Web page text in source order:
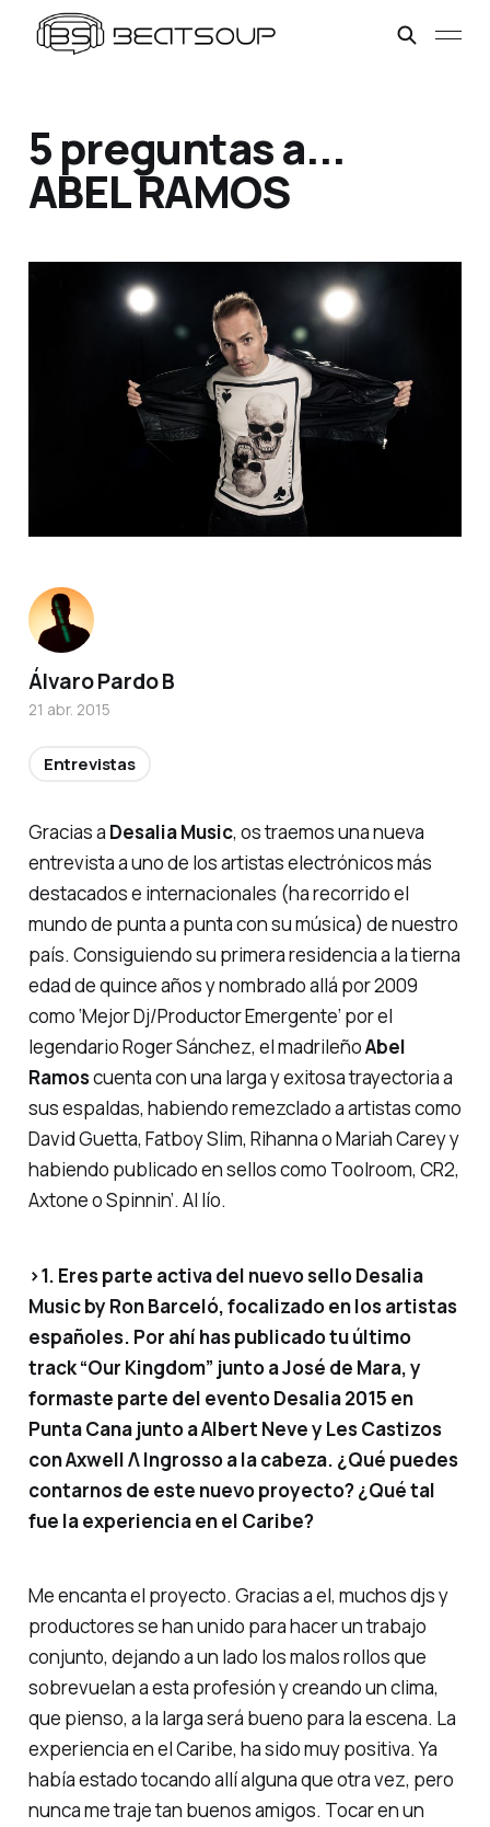
5 preguntas a...
ABEL RAMOS
Gracias a Desalia Music, os traemos una nueva
entrevista a uno de los artistas electrónicos más
destacados e internacionales (ha recorrido el
mundo de punta a punta con su música) de nuestro
país. Consiguiendo su primera residencia a la tierna
edad de quince años y nombrado allá por 2009
como‘Mejor Dj/Productor Emergente’ por el
legendario Roger Sánchez, el madrileñoAbel
Ramoscuenta con una larga y exitosa trayectoria a
sus espaldas, habiendo remezclado a artistas como
David Guetta, Fatboy Slim, Rihanna o Mariah Carey y
habiendo publicado en sellos como Toolroom, CR2,
Axtone o Spinnin’. Al lío.
>1. Eres parte activa del nuevo sello Desalia
Music by Ron Barceló, focalizado en los artistas
españoles. Por ahí has publicado tu último
track “Our Kingdom” junto a José de Mara, y
formaste parte del evento Desalia 2015 en
Punta Cana junto a Albert Neve y Les Castizos
con Axwell Λ Ingrosso a la cabeza. ¿Qué puedes
contarnos de este nuevo proyecto? ¿Qué tal
fue la experiencia en el Caribe?
Me encanta el proyecto. Gracias a el, muchos djs y
productores se han unido para hacer un trabajo
conjunto, dejando a un lado los malos rollos que
sobrevuelan a esta profesión y creando un clima,
que pienso, a la larga será bueno para la escena. La
experiencia en el Caribe, ha sido muy positiva. Ya
había estado tocando allí alguna que otra vez, pero
nunca me traje tan buenos amigos. Tocar en un
Álvaro Pardo B
21 abr. 2015
Entrevistas